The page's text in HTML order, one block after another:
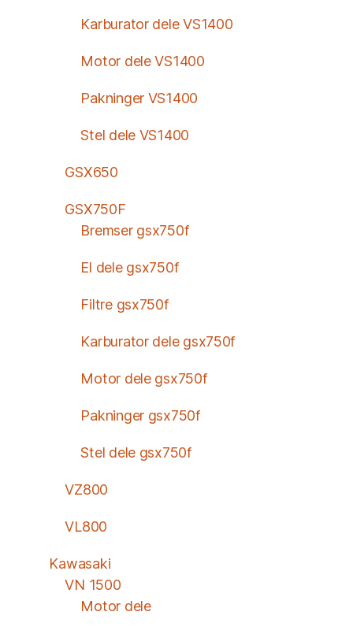
Karburator dele VS1400
Motor dele VS1400
Pakninger VS1400
Stel dele VS1400
GSX650
GSX750F
Bremser gsx750f
El dele gsx750f
Filtre gsx750f
Karburator dele gsx750f
Motor dele gsx750f
Pakninger gsx750f
Stel dele gsx750f
VZ800
VL800
Kawasaki
VN 1500
Motor dele